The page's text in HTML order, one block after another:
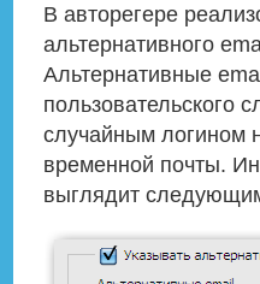
В авторегере
альтернативного
Альтернативные
пользовательского
случайным логином
временной почты.
выглядит